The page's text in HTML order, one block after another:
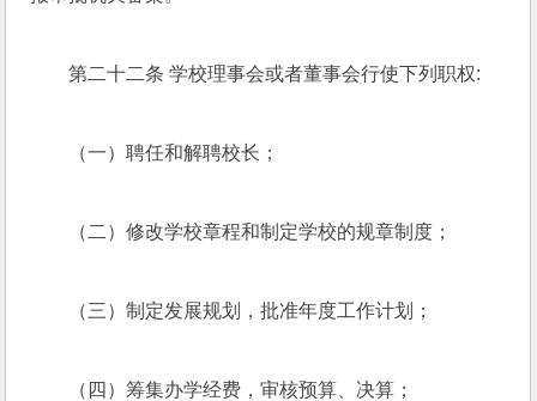
第二十二条 学校理事会或者董事会行使下列职权:
（一）聘任和解聘校长；
（二）修改学校章程和制定学校的规章制度；
（三）制定发展规划，批准年度工作计划；
（四）筹集办学经费，审核预算、决算；